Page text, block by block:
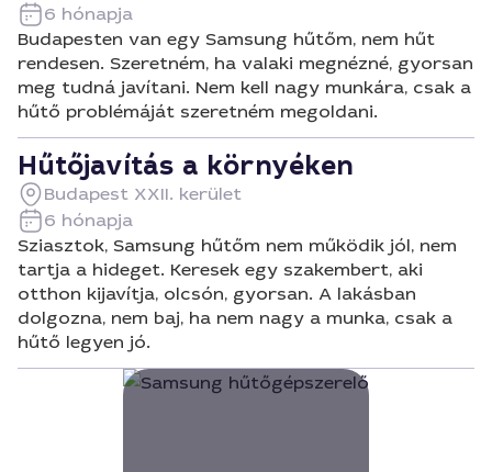
6 hónapja
Budapesten van egy Samsung hűtőm, nem hűt
rendesen. Szeretném, ha valaki megnézné, gyorsan
meg tudná javítani. Nem kell nagy munkára, csak a
hűtő problémáját szeretném megoldani.
Hűtőjavítás a környéken
Budapest XXII. kerület
6 hónapja
Sziasztok, Samsung hűtőm nem működik jól, nem
tartja a hideget. Keresek egy szakembert, aki
otthon kijavítja, olcsón, gyorsan. A lakásban
dolgozna, nem baj, ha nem nagy a munka, csak a
hűtő legyen jó.